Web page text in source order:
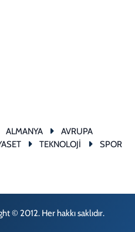
ALMANYA
AVRUPA
TEKNOLOJİ
SPOR
© 2012. Her hakkı saklıdır.